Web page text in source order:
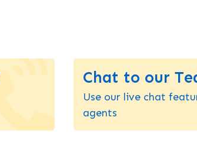
Chat to our
Use our live chat
agents